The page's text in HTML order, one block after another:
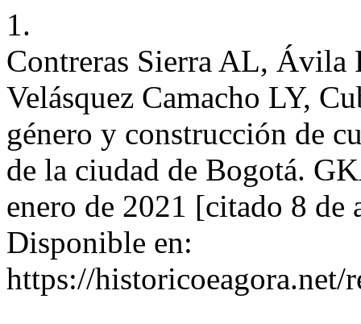
1.
Contreras Sierra AL, Ávila
Velásquez Camacho LY,
género y construcción de
de la ciudad de Bogotá.
enero de 2021 [citado 8
Disponible en:
https://